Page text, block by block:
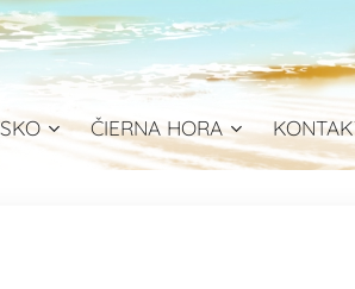
ČIERNA HORA